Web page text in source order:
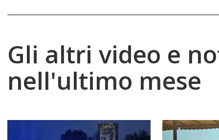
Gli altri video e
nell'ultimo mese